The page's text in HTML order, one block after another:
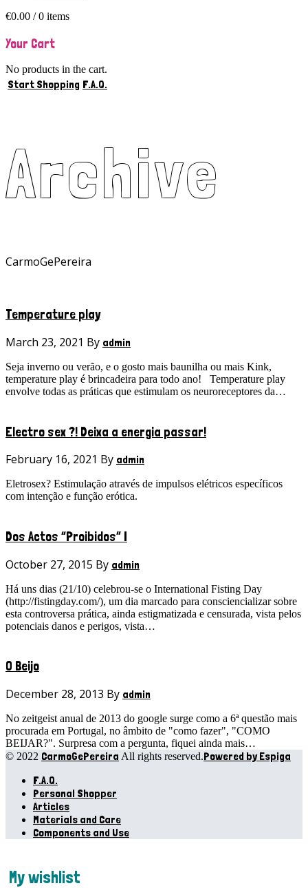
€0.00 / 0 items
Your Cart
No products in the cart.
Start Shopping F.A.Q.
Archive
CarmoGePereira
Temperature play
March 23, 2021 By admin
Seja inverno ou verão, e o gosto mais baunilha ou mais Kink,
temperature play é brincadeira para todo ano! Temperature play
envolve todas as práticas que estimulam os neuroreceptores da…
Electro sex ?! Deixa a energia passar!
February 16, 2021 By admin
Eletrosex? Estimulação através de impulsos elétricos específicos
com intenção e função erótica.
Dos Actos “Proibidos” I
October 27, 2015 By admin
Há uns dias (21/10) celebrou-se o International Fisting Day
(http://fistingday.com/), um dia marcado para consciencializar sobre
esta controversa prática, ainda estigmatizada e censurada, vista pelos
potenciais danos e perigos, vista…
O Beijo
December 28, 2013 By admin
No zeitgeist anual de 2013 do google surge como a 6ª questão mais
procurada em Portugal, no âmbito de "como fazer", "COMO
BEIJAR?". Surpresa com a pergunta, fiquei ainda mais…
© 2022 CarmoGePereira All rights reserved.Powered by Espiga
F.A.Q.
Personal Shopper
Articles
Materials and Care
Components and Use
My wishlist